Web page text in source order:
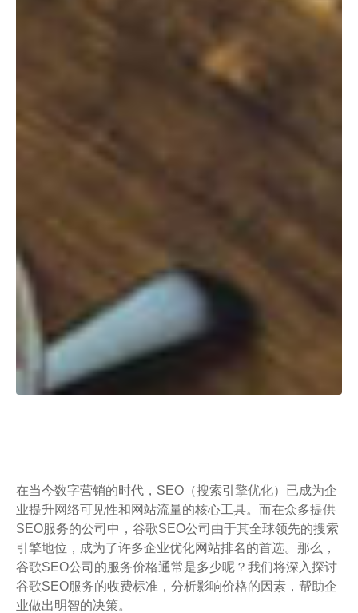
在当今数字营销的时代，SEO（搜索引擎优化）已成为企
业提升网络可见性和网站流量的核心工具。而在众多提供
SEO服务的公司中，谷歌SEO公司由于其全球领先的搜索
引擎地位，成为了许多企业优化网站排名的首选。那么，
谷歌SEO公司的服务价格通常是多少呢？我们将深入探讨
谷歌SEO服务的收费标准，分析影响价格的因素，帮助企
业做出明智的决策。